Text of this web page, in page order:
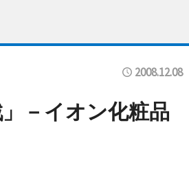
2008.12.08
－イオン化粧品